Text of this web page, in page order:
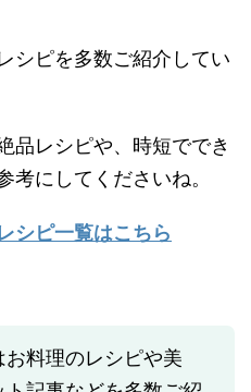
シピを多数ご紹介してい
品レシピや、時短ででき
考にしてくださいね。
シピ一覧はこちら
お料理のレシピや美